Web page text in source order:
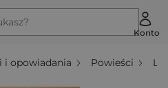
Konto
i opowiadania Powieści